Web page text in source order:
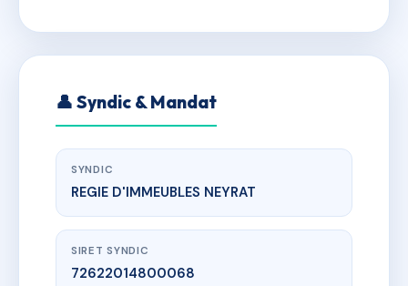
👤 Syndic & Mandat
SYNDIC
REGIE D'IMMEUBLES NEYRAT
SIRET SYNDIC
72622014800068